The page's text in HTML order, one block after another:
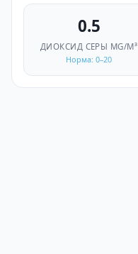
0.5
ДИОКСИД СЕРЫ ΜG/M³
Норма: 0–20